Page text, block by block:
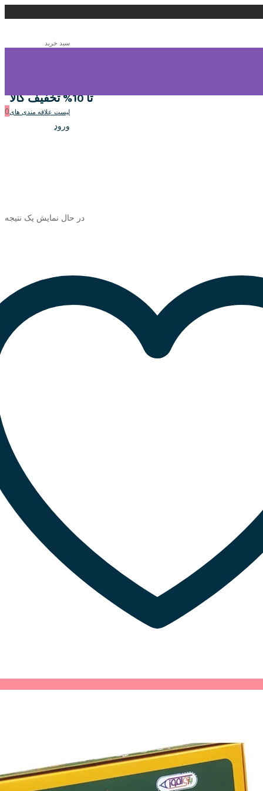
سبد خرید
لیست علاقه مندی های0
ورود
تا 10% تخفیف کالا
در حال نمایش یک نتیجه